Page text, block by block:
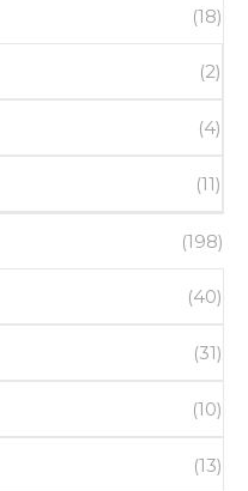
(18)
(2)
(4)
(11)
(198)
(40)
(31)
(10)
(13)